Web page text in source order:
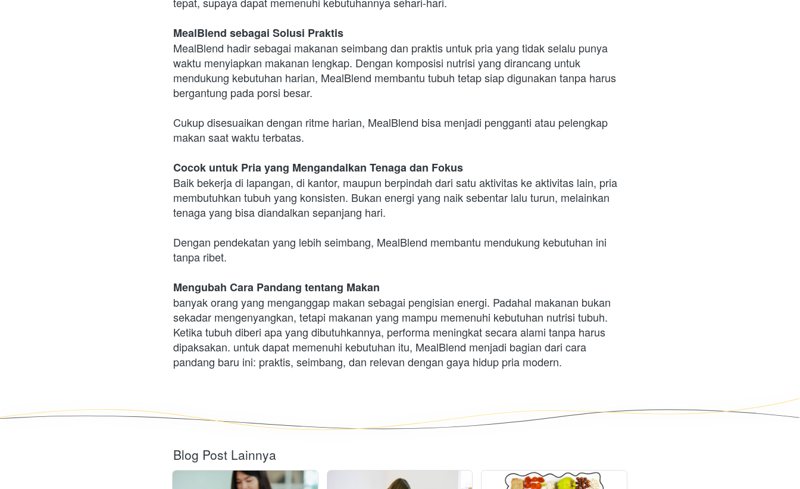
MealBlend sebagai Solusi Praktis
MealBlend hadir sebagai makanan seimbang dan praktis untuk pria yang tidak selalu punya
waktu menyiapkan makanan lengkap. Dengan komposisi nutrisi yang dirancang untuk
mendukung kebutuhan harian, MealBlend membantu tubuh tetap siap digunakan tanpa harus
bergantung pada porsi besar.
Cukup disesuaikan dengan ritme harian, MealBlend bisa menjadi pengganti atau pelengkap
makan saat waktu terbatas.
Cocok untuk Pria yang Mengandalkan Tenaga dan Fokus
Baik bekerja di lapangan, di kantor, maupun berpindah dari satu aktivitas ke aktivitas lain, pria
membutuhkan tubuh yang konsisten. Bukan energi yang naik sebentar lalu turun, melainkan
tenaga yang bisa diandalkan sepanjang hari.
Dengan pendekatan yang lebih seimbang, MealBlend membantu mendukung kebutuhan ini
tanpa ribet.
Mengubah Cara Pandang tentang Makan
banyak orang yang menganggap makan sebagai pengisian energi. Padahal makanan bukan
sekadar mengenyangkan, tetapi makanan yang mampu memenuhi kebutuhan nutrisi tubuh.
Ketika tubuh diberi apa yang dibutuhkannya, performa meningkat secara alami tanpa harus
dipaksakan. untuk dapat memenuhi kebutuhan itu, MealBlend menjadi bagian dari cara
pandang baru ini: praktis, seimbang, dan relevan dengan gaya hidup pria modern.
Blog Post Lainnya